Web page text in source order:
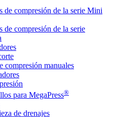
de compresión de la serie Mini
de compresión de la serie
compresión manuales
para MegaPress®
de drenajes